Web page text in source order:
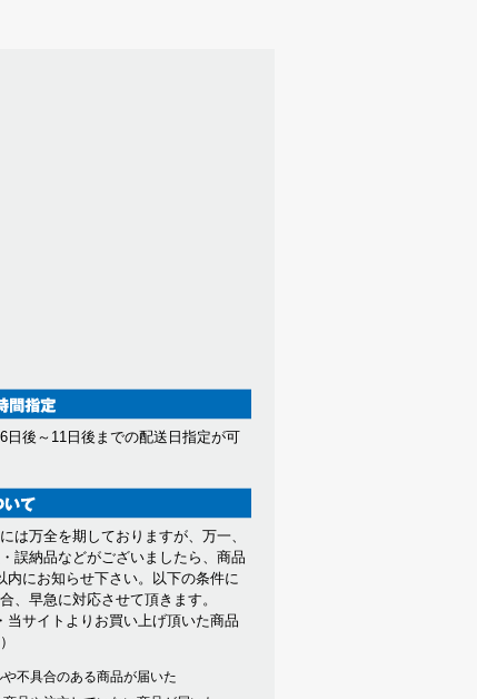
日後～11日後までの配送日指定が可
は万全を期しておりますが、万一、
誤納品などがございましたら、商品
内にお知らせ下さい。以下の条件に
、早急に対応させて頂きます。
当サイトよりお買い上げ頂いた商品
や不具合のある商品が届いた